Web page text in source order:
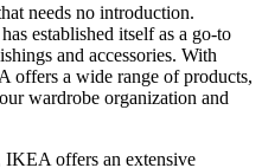
needs no introduction.
established itself as a go-to
and accessories. With
offers a wide range of products,
wardrobe organization and
IKEA offers an extensive